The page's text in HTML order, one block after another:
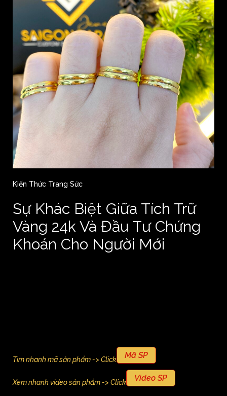
Kiến Thức Trang Sức
Sự Khác Biệt Giữa Tích Trữ
Vàng 24k Và Đầu Tư Chứng
Khoán Cho Người Mới
Tìm nhanh mã sản phẩm -> Click Mã SP
Xem nhanh video sản phẩm -> Click Video SP